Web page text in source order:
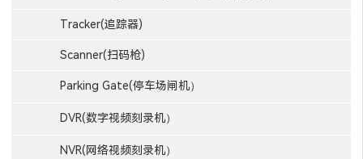
Tracker(追踪器)
Scanner(扫码枪)
Parking Gate(停车场闸机）
DVR(数字视频刻录机）
NVR(网络视频刻录机）